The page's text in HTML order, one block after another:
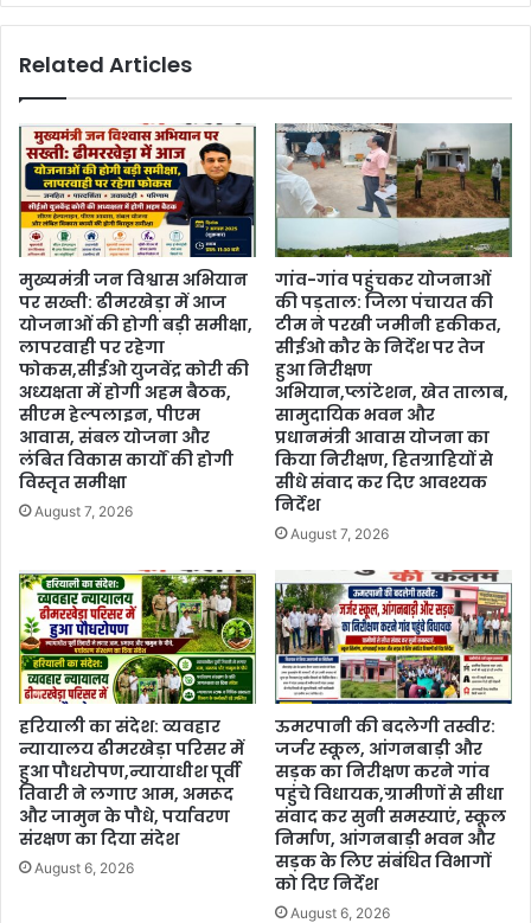
Related Articles
मुख्यमंत्री जन विश्वास अभियान
पर सख्ती: ढीमरखेड़ा में आज
योजनाओं की होगी बड़ी समीक्षा,
लापरवाही पर रहेगा
फोकस,सीईओ युजवेंद्र कोरी की
अध्यक्षता में होगी अहम बैठक,
सीएम हेल्पलाइन, पीएम
आवास, संबल योजना और
लंबित विकास कार्यों की होगी
विस्तृत समीक्षा
August 7, 2026
गांव-गांव पहुंचकर योजनाओं
की पड़ताल: जिला पंचायत की
टीम ने परखी जमीनी हकीकत,
सीईओ कौर के निर्देश पर तेज
हुआ निरीक्षण
अभियान,प्लांटेशन, खेत तालाब,
सामुदायिक भवन और
प्रधानमंत्री आवास योजना का
किया निरीक्षण, हितग्राहियों से
सीधे संवाद कर दिए आवश्यक
निर्देश
August 7, 2026
हरियाली का संदेश: व्यवहार
न्यायालय ढीमरखेड़ा परिसर में
हुआ पौधरोपण,न्यायाधीश पूर्वी
तिवारी ने लगाए आम, अमरूद
और जामुन के पौधे, पर्यावरण
संरक्षण का दिया संदेश
August 6, 2026
ऊमरपानी की बदलेगी तस्वीर:
जर्जर स्कूल, आंगनबाड़ी और
सड़क का निरीक्षण करने गांव
पहुंचे विधायक,ग्रामीणों से सीधा
संवाद कर सुनी समस्याएं, स्कूल
निर्माण, आंगनबाड़ी भवन और
सड़क के लिए संबंधित विभागों
को दिए निर्देश
August 6, 2026